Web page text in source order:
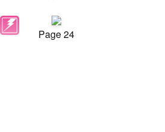
Page 24